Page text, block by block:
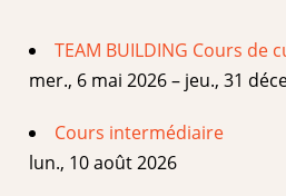
TEAM BUILDING Cours de
mer., 6 mai 2026 – jeu., 31
Cours intermédiaire
lun., 10 août 2026